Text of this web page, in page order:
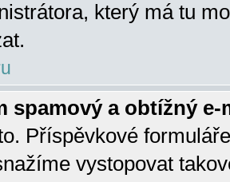
který má tu
spamový a obtížný
Příspěvkové
vystopovat